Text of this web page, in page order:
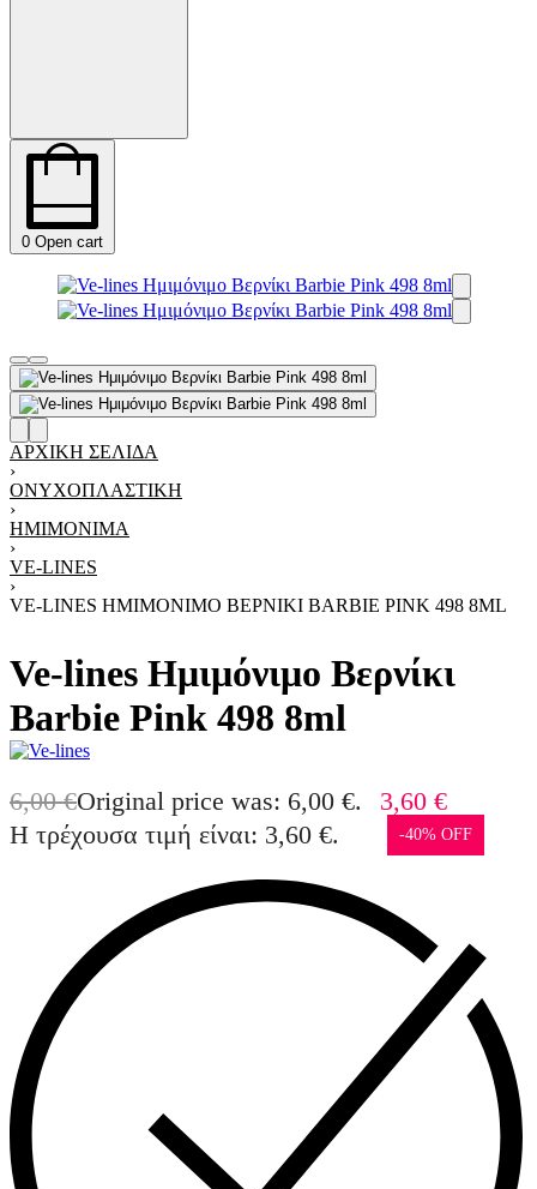
0 Open cart
ΑΡΧΙΚΉ ΣΕΛΊΔΑ
›
ΟΝΥΧΟΠΛΑΣΤΙΚΉ
›
ΗΜΙΜΌΝΙΜΑ
›
VE-LINES
›
VE-LINES ΗΜΙΜΌΝΙΜΟ ΒΕΡΝΊΚΙ BARBIE PINK 498 8ML
Ve-lines Ημιμόνιμο Βερνίκι
Barbie Pink 498 8ml
6,00€Original price was: 6,00 €. 3,60 €
Η τρέχουσα τιμή είναι: 3,60 €.
-40% OFF